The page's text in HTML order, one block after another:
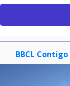
BBCL Contigo